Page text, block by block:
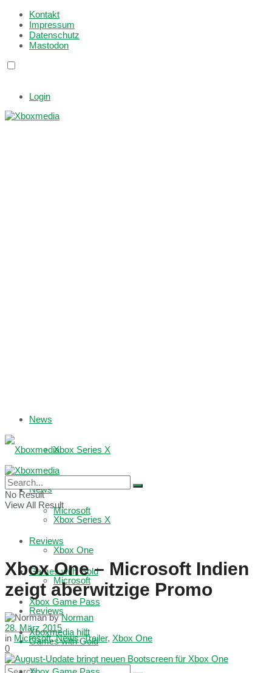
Kontakt
Impressum
Datenschutz
Mastodon
Login
News
Xbox Series X
Microsoft
Reviews
Games with Gold
Xbox Game Pass
Xboxmedia hilft
News
Xbox Series X
Xbox One
Microsoft
Reviews
Games with Gold
No Result
View All Result
Xbox One – Microsoft Indien
zeigt aberwitzige Promo
by Norman
28. März 2015
in Microsoft,News,Trailer, Xbox One
0